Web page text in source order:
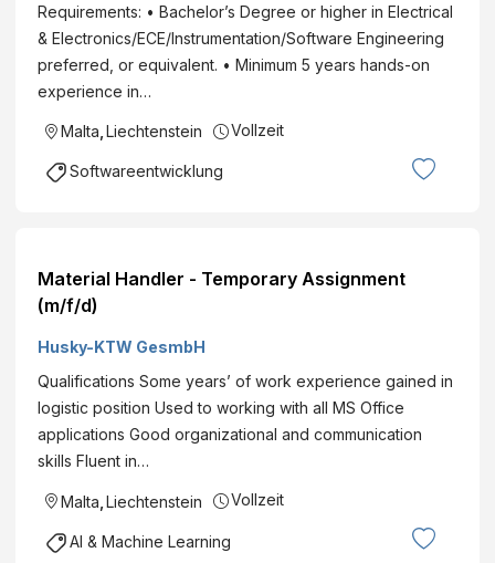
Requirements: • Bachelor’s Degree or higher in Electrical
& Electronics/ECE/Instrumentation/Software Engineering
preferred, or equivalent. • Minimum 5 years hands-on
experience in…
Malta Liechtenstein Vollzeit
Softwareentwicklung
Material Handler - Temporary Assignment
(m/f/d)
Husky-KTW GesmbH
Qualifications Some years’ of work experience gained in
logistic position Used to working with all MS Office
applications Good organizational and communication
skills Fluent in…
Malta Liechtenstein Vollzeit
AI & Machine Learning